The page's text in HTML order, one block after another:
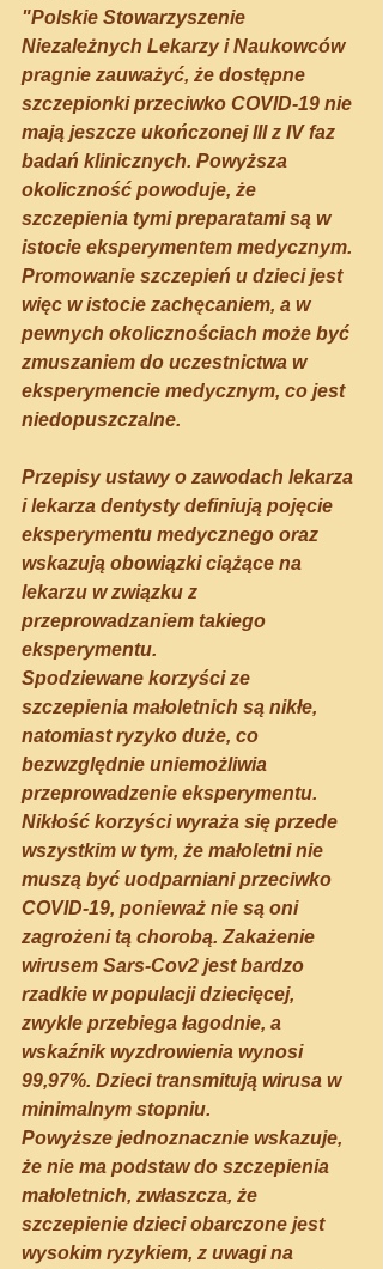
"Polskie Stowarzyszenie
Niezależnych Lekarzy i Naukowców
pragnie zauważyć, że dostępne
szczepionki przeciwko COVID-19 nie
mają jeszcze ukończonej III z IV faz
badań klinicznych. Powyższa
okoliczność powoduje, że
szczepienia tymi preparatami są w
istocie eksperymentem medycznym.
Promowanie szczepień u dzieci jest
więc w istocie zachęcaniem, a w
pewnych okolicznościach może być
zmuszaniem do uczestnictwa w
eksperymencie medycznym, co jest
niedopuszczalne.
Przepisy ustawy o zawodach lekarza
i lekarza dentysty definiują pojęcie
eksperymentu medycznego oraz
wskazują obowiązki ciążące na
lekarzu w związku z
przeprowadzaniem takiego
eksperymentu.
Spodziewane korzyści ze
szczepienia małoletnich są nikłe,
natomiast ryzyko duże, co
bezwzględnie uniemożliwia
przeprowadzenie eksperymentu.
Nikłość korzyści wyraża się przede
wszystkim w tym, że małoletni nie
muszą być uodparniani przeciwko
COVID-19, ponieważ nie są oni
zagrożeni tą chorobą. Zakażenie
wirusem Sars-Cov2 jest bardzo
rzadkie w populacji dziecięcej,
zwykle przebiega łagodnie, a
wskaźnik wyzdrowienia wynosi
99,97%. Dzieci transmitują wirusa w
minimalnym stopniu.
Powyższe jednoznacznie wskazuje,
że nie ma podstaw do szczepienia
małoletnich, zwłaszcza, że
szczepienie dzieci obarczone jest
wysokim ryzykiem, z uwagi na